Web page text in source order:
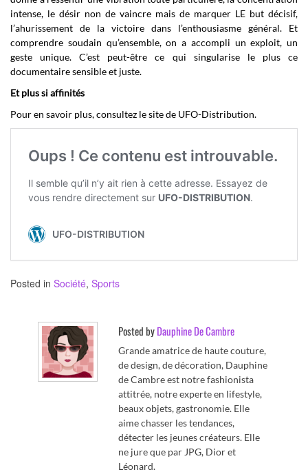
intense, le désir non de vaincre mais de marquer LE but décisif,
l’ahurissement de la victoire dans l’enthousiasme général. Et
comprendre soudain qu’ensemble, on a accompli un exploit, un
geste unique. C’est peut-être ce qui singularise le plus ce
documentaire sensible et juste.
Et plus si affinités
Pour en savoir plus, consultez le site de UFO-Distribution.
Posted in Société, Sports
Posted byDauphine De Cambre
Grande amatrice de haute couture,
de design, de décoration, Dauphine
de Cambre est notre fashionista
attitrée, notre experte en lifestyle,
beaux objets, gastronomie. Elle
aime chasser les tendances,
détecter les jeunes créateurs. Elle
ne jure que par JPG, Dior et
Léonard.